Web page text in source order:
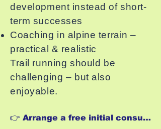
development instead of short-
term successes
Coaching in alpine terrain –
practical & realistic
Trail running should be
challenging – but also
enjoyable.
👉 Arrange a free initial consultation